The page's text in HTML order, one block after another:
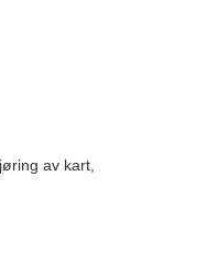
av kart,